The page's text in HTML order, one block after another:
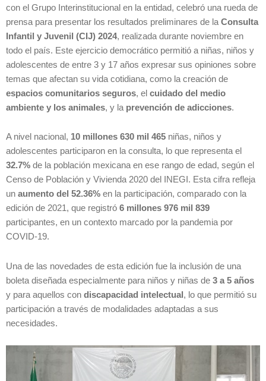
con el Grupo Interinstitucional en la entidad, celebró una rueda de
prensa para presentar los resultados preliminares de la Consulta
Infantil y Juvenil (CIJ) 2024, realizada durante noviembre en
todo el país. Este ejercicio democrático permitió a niñas, niños y
adolescentes de entre 3 y 17 años expresar sus opiniones sobre
temas que afectan su vida cotidiana, como la creación de
espacios comunitarios seguros, el cuidado del medio
ambiente y los animales, y la prevención de adicciones.
A nivel nacional, 10 millones 630 mil 465 niñas, niños y
adolescentes participaron en la consulta, lo que representa el
32.7% de la población mexicana en ese rango de edad, según el
Censo de Población y Vivienda 2020 del INEGI. Esta cifra refleja
un aumento del 52.36% en la participación, comparado con la
edición de 2021, que registró 6 millones 976 mil 839
participantes, en un contexto marcado por la pandemia por
COVID-19.
Una de las novedades de esta edición fue la inclusión de una
boleta diseñada especialmente para niños y niñas de 3 a 5 años
y para aquellos con discapacidad intelectual , lo que permitió su
participación a través de modalidades adaptadas a sus
necesidades.